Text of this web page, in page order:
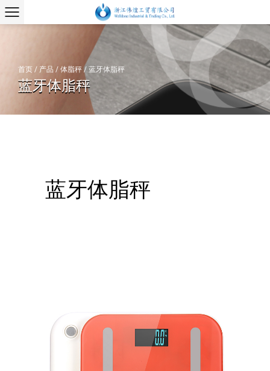
首页 / 产品 / 体脂秤 / 蓝牙体脂秤
蓝牙体脂秤
蓝牙体脂秤